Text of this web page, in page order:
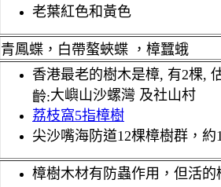
老葉紅色和黃色
青鳳蝶，白帶螯蛺蝶 ，樟蠶蛾
香港最老的樹木是樟, 有2棵,
齡:大嶼山沙螺灣 及社山村
荔枝窩5指樟樹
尖沙嘴海防道12棵樟樹群，約
樟樹木材有防蟲作用，但活的